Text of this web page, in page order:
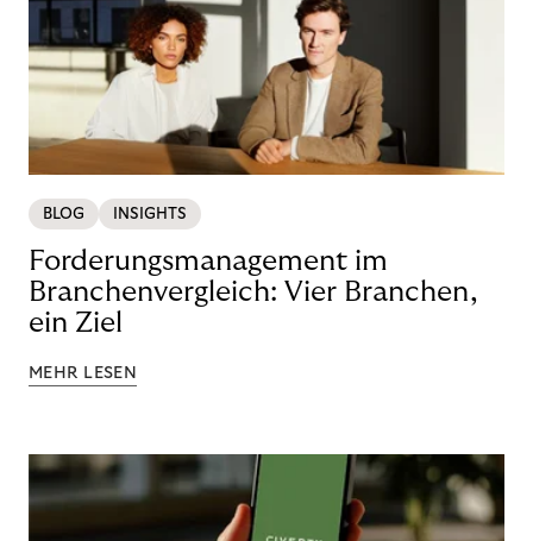
BLOG INSIGHTS
Forderungsmanagement im
Branchenvergleich: Vier Branchen,
ein Ziel
MEHR LESEN